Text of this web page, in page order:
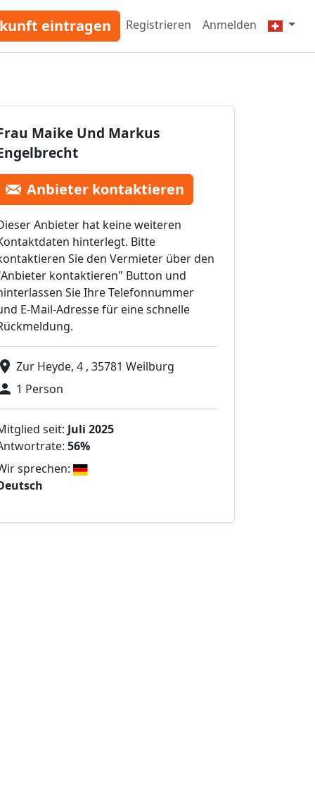
eintragen Registrieren Anmelden
Maike Und Markus
Anbieter kontaktieren
Anbieter hat keine weiteren
hinterlegt. Bitte
Sie den Vermieter über den
kontaktieren" Button und
Sie Ihre Telefonnummer
E-Mail-Adresse für eine schnelle
Zur Heyde, 4 , 35781 Weilburg
1 Person
seit: Juli 2025
56%
sprechen: